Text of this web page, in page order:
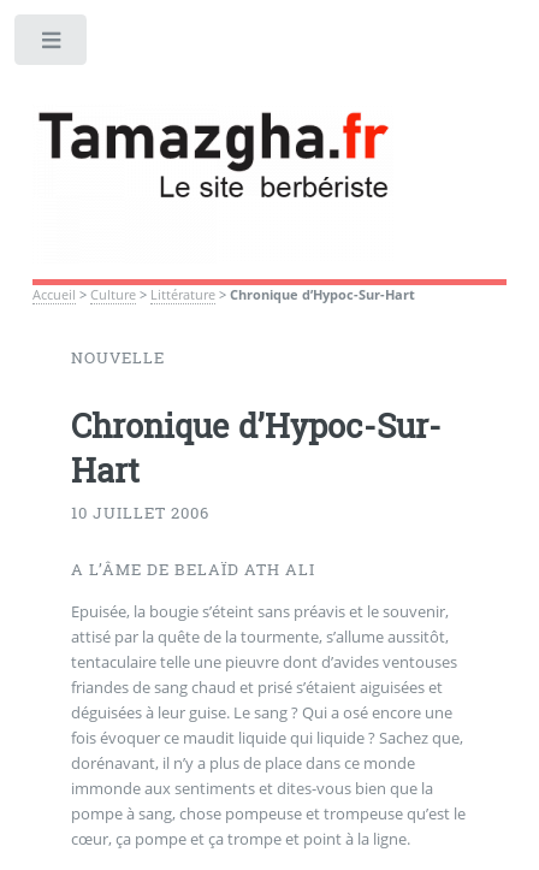
Accueil > Culture> Littérature> Chronique d’Hypoc-Sur-Hart
NOUVELLE
Chronique d’Hypoc-Sur-
Hart
10 JUILLET 2006
A L’ÂME DE BELAÏD ATH ALI
Epuisée, la bougie s’éteint sans préavis et le souvenir,
attisé par la quête de la tourmente, s’allume aussitôt,
tentaculaire telle une pieuvre dont d’avides ventouses
friandes de sang chaud et prisé s’étaient aiguisées et
déguisées à leur guise. Le sang ? Qui a osé encore une
fois évoquer ce maudit liquide qui liquide ? Sachez que,
dorénavant, il n’y a plus de place dans ce monde
immonde aux sentiments et dites-vous bien que la
pompe à sang, chose pompeuse et trompeuse qu’est le
cœur, ça pompe et ça trompe et point à la ligne.